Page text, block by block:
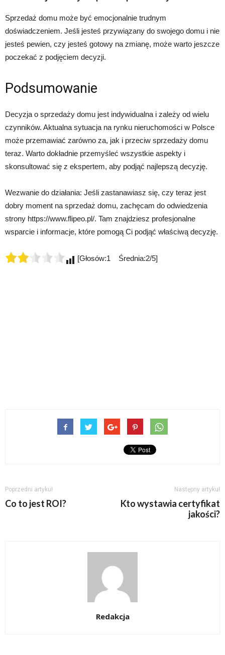
Sprzedaż domu może być emocjonalnie trudnym
doświadczeniem. Jeśli jesteś przywiązany do swojego domu i nie
jesteś pewien, czy jesteś gotowy na zmianę, może warto jeszcze
poczekać z podjęciem decyzji.
Podsumowanie
Decyzja o sprzedaży domu jest indywidualna i zależy od wielu
czynników. Aktualna sytuacja na rynku nieruchomości w Polsce
może przemawiać zarówno za, jak i przeciw sprzedaży domu
teraz. Warto dokładnie przemyśleć wszystkie aspekty i
skonsultować się z ekspertem, aby podjąć najlepszą decyzję.
Wezwanie do działania: Jeśli zastanawiasz się, czy teraz jest
dobry moment na sprzedaż domu, zachęcam do odwiedzenia
strony https://www.flipeo.pl/. Tam znajdziesz profesjonalne
wsparcie i informacje, które pomogą Ci podjąć właściwą decyzję.
[Głosów:1 Średnia:2/5]
Poprzedni artykuł
Co to jest ROI?
Następny artykuł
Kto wystawia certyfikat
jakości?
Redakcja